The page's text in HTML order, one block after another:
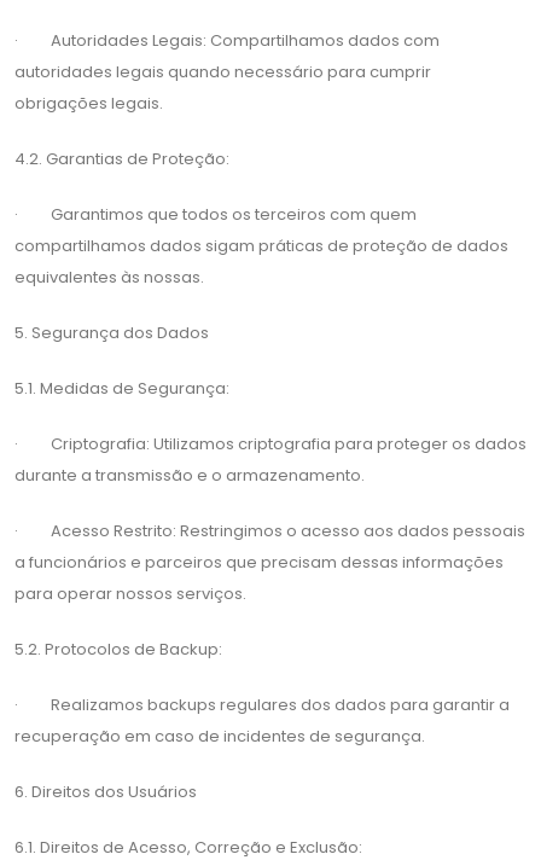
· Autoridades Legais: Compartilhamos dados com
autoridades legais quando necessário para cumprir
obrigações legais.
4.2. Garantias de Proteção:
· Garantimos que todos os terceiros com quem
compartilhamos dados sigam práticas de proteção de dados
equivalentes às nossas.
5. Segurança dos Dados
5.1. Medidas de Segurança:
· Criptografia: Utilizamos criptografia para proteger os dados
durante a transmissão e o armazenamento.
· Acesso Restrito: Restringimos o acesso aos dados pessoais
a funcionários e parceiros que precisam dessas informações
para operar nossos serviços.
5.2. Protocolos de Backup:
· Realizamos backups regulares dos dados para garantir a
recuperação em caso de incidentes de segurança.
6. Direitos dos Usuários
6.1. Direitos de Acesso, Correção e Exclusão: